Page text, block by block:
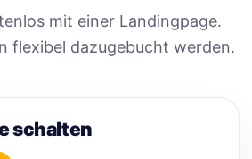
mit einer Landingpage.
flexibel dazugebucht werden.
schalten